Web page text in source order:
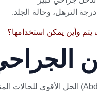
الترهل، وحالة الجلد.
يتم وأين يمكن استخدامها؟